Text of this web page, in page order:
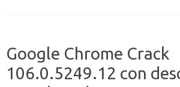
Google Chrome Crack
106.0.5249.12 con